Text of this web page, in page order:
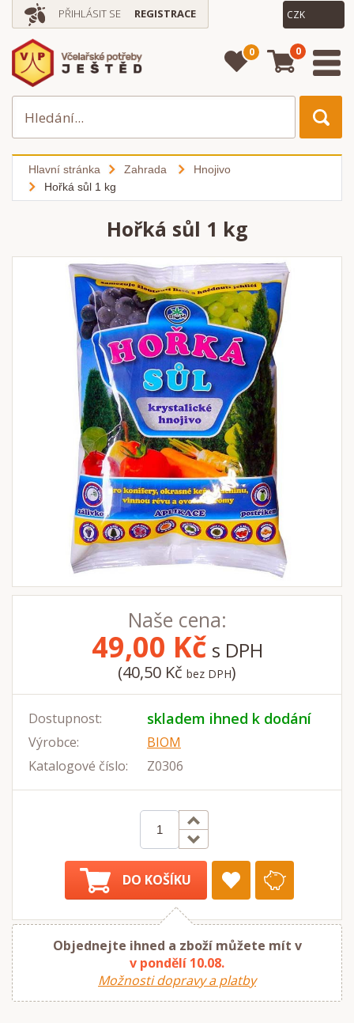
PŘIHLÁSIT SE REGISTRACE
0 0
Hlavní stránka Zahrada
Hnojivo
Hořká sůl 1 kg
Hořká sůl 1 kg
Naše cena:
49,00 Kč s DPH
(40,50 Kč bez DPH)
Dostupnost: skladem ihned k dodání
Výrobce:
BIOM
Katalogové číslo:
Z0306
DO KOŠÍKU
Objednejte ihned a zboží můžete mít v
v pondělí 10.08.
Možnosti dopravy a platby